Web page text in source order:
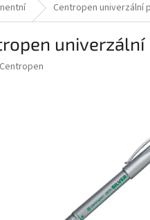
Centropen univerzální
univerzální
Centropen